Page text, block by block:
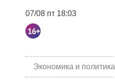
07/08 пт 18:03
category menu
Экономика и политика